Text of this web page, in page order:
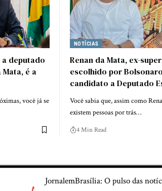
deputado
Mata, é a
você já se
NOTÍCIAS
Renan da Mata, ex-
escolhido por
candidato a Deputado
Você sabia que, assim como
existem pessoas por trás…
4 Min Read
JornalemBrasília: O pulso das